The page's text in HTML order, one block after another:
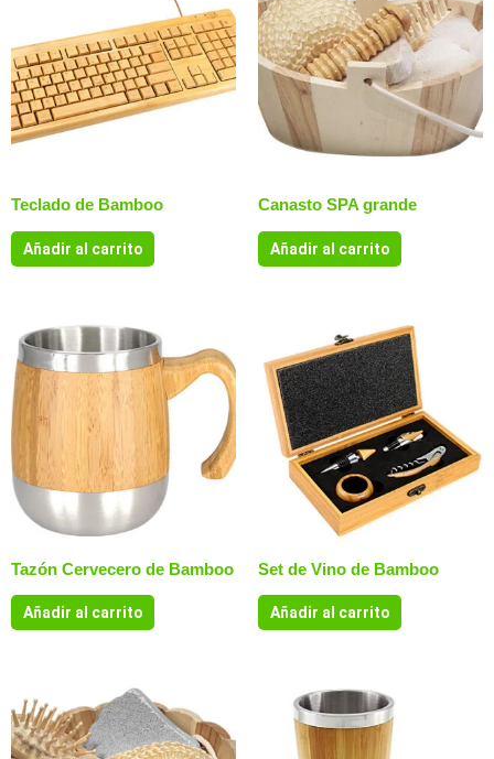
Teclado de Bamboo
Añadir al carrito
Canasto SPA grande
Añadir al carrito
Tazón Cervecero de Bamboo
Añadir al carrito
Set de Vino de Bamboo
Añadir al carrito